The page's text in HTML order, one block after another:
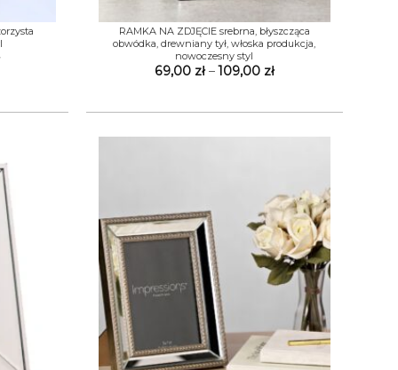
zł
RAMKA NA ZDJĘCIE srebrna, błyszcząca
obwódka, drewniany tył, włoska produkcja,
nowoczesny styl
69,00 zł – 109,00 złZakres
do